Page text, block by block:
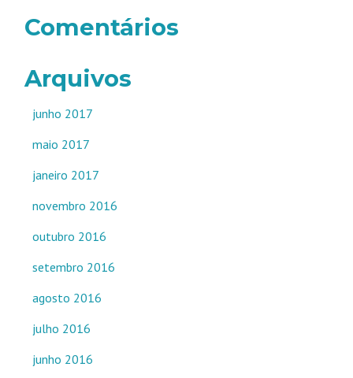
Comentários
Arquivos
junho 2017
maio 2017
janeiro 2017
novembro 2016
outubro 2016
setembro 2016
agosto 2016
julho 2016
junho 2016